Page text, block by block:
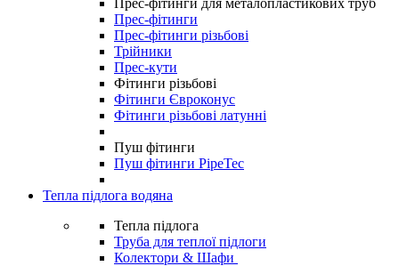
Прес-фітинги для металопластикових труб
Прес-фітинги
Прес-фітинги різьбові
Трійники
Прес-кути
Фітинги різьбові
Фітинги Євроконус
Фітинги різьбові латунні
Пуш фітинги
Пуш фітинги PipeTec
Тепла підлога водяна
Тепла підлога
Труба для теплої підлоги
Колектори & Шафи